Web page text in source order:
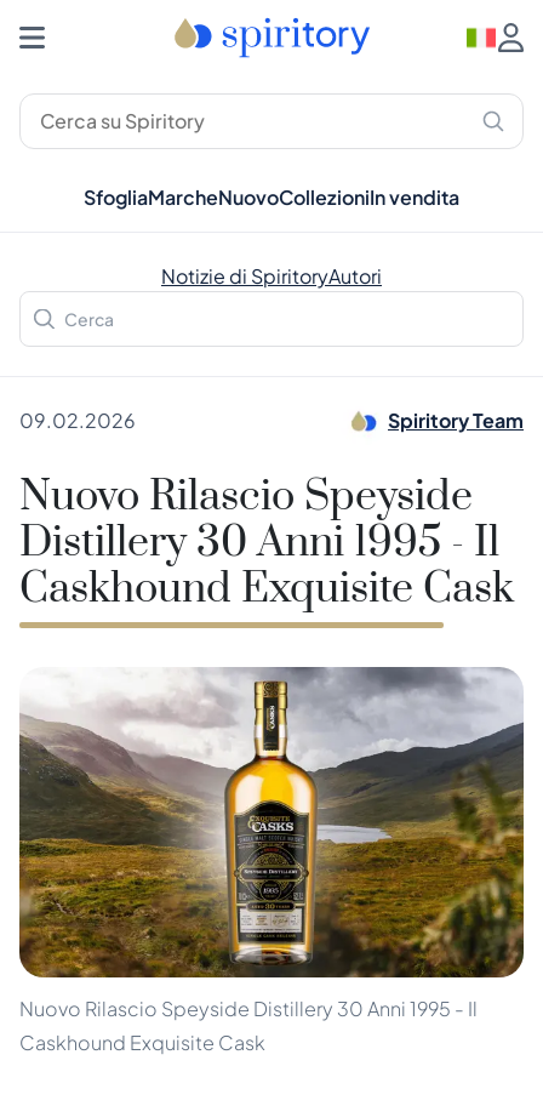
SfogliaMarcheNuovoCollezioniIn vendita
Notizie di SpiritoryAutori
09.02.2026 Spiritory Team
Nuovo Rilascio Speyside
Distillery 30 Anni 1995 - Il
Caskhound Exquisite Cask
Nuovo Rilascio Speyside Distillery 30 Anni 1995 - Il
Caskhound Exquisite Cask